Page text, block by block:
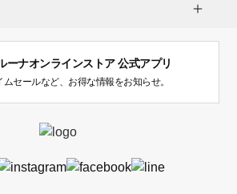
ーナオンラインストア 公式アプリ
ムセールなど、お得な情報をお知らせ。